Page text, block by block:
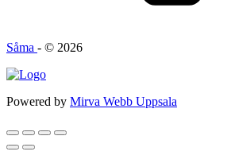
Såma - © 2026
Powered by Mirva Webb Uppsala